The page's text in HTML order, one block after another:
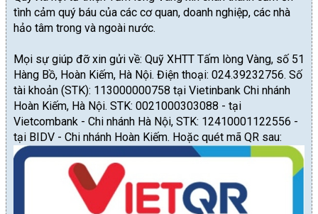
tình cảm quý báu của các cơ quan, doanh nghiệp, các nhà
hảo tâm trong và ngoài nước.
Mọi sự giúp đỡ xin gửi về: Quỹ XHTT Tấm lòng Vàng, số 51
Hàng Bồ, Hoàn Kiếm, Hà Nội. Điện thoại: 024.39232756. Số
tài khoản (STK): 113000000758 tại Vietinbank Chi nhánh
Hoàn Kiếm, Hà Nội. STK: 0021000303088 - tại
Vietcombank - Chi nhánh Hà Nội, STK: 12410001122556 -
tại BIDV - Chi nhánh Hoàn Kiếm. Hoặc quét mã QR sau: